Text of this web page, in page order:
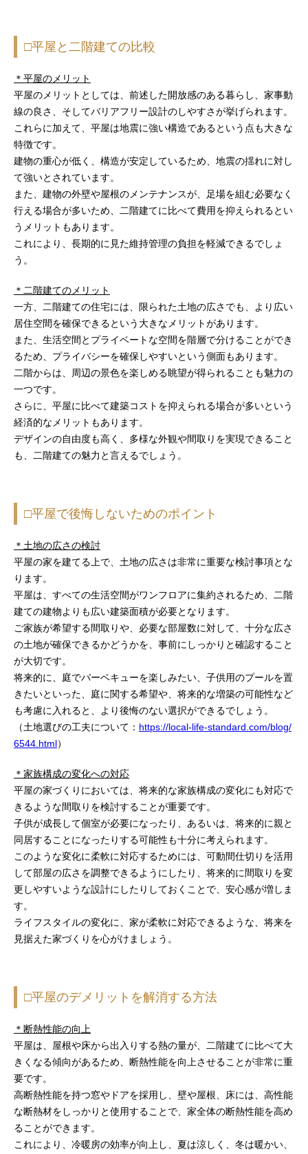
□平屋と二階建ての比較
＊平屋のメリット
平屋のメリットとしては、前述した開放感のある暮らし、家事動
線の良さ、そしてバリアフリー設計のしやすさが挙げられます。
これらに加えて、平屋は地震に強い構造であるという点も大きな
特徴です。
建物の重心が低く、構造が安定しているため、地震の揺れに対し
て強いとされています。
また、建物の外壁や屋根のメンテナンスが、足場を組む必要なく
行える場合が多いため、二階建てに比べて費用を抑えられるとい
うメリットもあります。
これにより、長期的に見た維持管理の負担を軽減できるでしょ
う。
＊二階建てのメリット
一方、二階建ての住宅には、限られた土地の広さでも、より広い
居住空間を確保できるという大きなメリットがあります。
また、生活空間とプライベートな空間を階層で分けることができ
るため、プライバシーを確保しやすいという側面もあります。
二階からは、周辺の景色を楽しめる眺望が得られることも魅力の
一つです。
さらに、平屋に比べて建築コストを抑えられる場合が多いという
経済的なメリットもあります。
デザインの自由度も高く、多様な外観や間取りを実現できること
も、二階建ての魅力と言えるでしょう。
□平屋で後悔しないためのポイント
＊土地の広さの検討
平屋の家を建てる上で、土地の広さは非常に重要な検討事項とな
ります。
平屋は、すべての生活空間がワンフロアに集約されるため、二階
建ての建物よりも広い建築面積が必要となります。
ご家族が希望する間取りや、必要な部屋数に対して、十分な広さ
の土地が確保できるかどうかを、事前にしっかりと確認すること
が大切です。
将来的に、庭でバーベキューを楽しみたい、子供用のプールを置
きたいといった、庭に関する希望や、将来的な増築の可能性など
も考慮に入れると、より後悔のない選択ができるでしょう。
（土地選びの工夫について： https://local-life-standard.com/blog/
6544.html）
＊家族構成の変化への対応
平屋の家づくりにおいては、将来的な家族構成の変化にも対応で
きるような間取りを検討することが重要です。
子供が成長して個室が必要になったり、あるいは、将来的に親と
同居することになったりする可能性も十分に考えられます。
このような変化に柔軟に対応するためには、可動間仕切りを活用
して部屋の広さを調整できるようにしたり、将来的に間取りを変
更しやすいような設計にしたりしておくことで、安心感が増しま
す。
ライフスタイルの変化に、家が柔軟に対応できるような、将来を
見据えた家づくりを心がけましょう。
□平屋のデメリットを解消する方法
＊断熱性能の向上
平屋は、屋根や床から出入りする熱の量が、二階建てに比べて大
きくなる傾向があるため、断熱性能を向上させることが非常に重
要です。
高断熱性能を持つ窓やドアを採用し、壁や屋根、床には、高性能
な断熱材をしっかりと使用することで、家全体の断熱性能を高め
ることができます。
これにより、冷暖房の効率が向上し、夏は涼しく、冬は暖かい、